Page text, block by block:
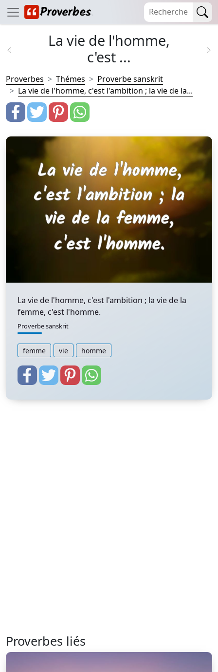
La vie de l'homme,
c'est ...
Proverbes Thémes
Proverbe sanskrit
La vie de l'homme, c'est l'ambition ; la vie de la...
La vie de l'homme, c'est l'ambition ; la vie de la
femme, c'est l'homme.
Proverbe sanskrit
femme vie homme
Proverbes liés